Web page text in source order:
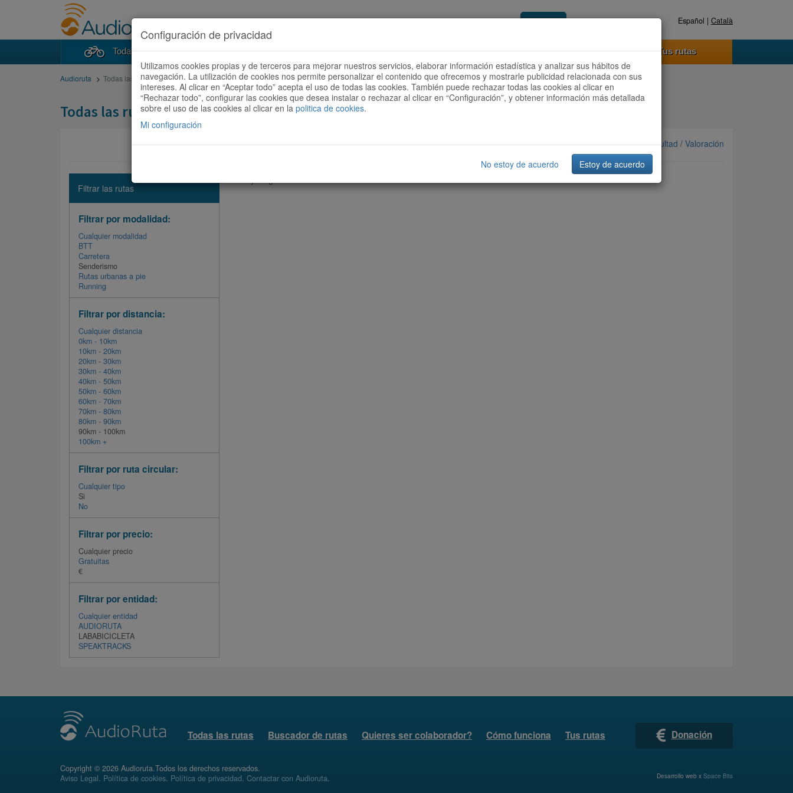
Acceder Registrate ahora Español | Català
Todas las rutas Buscador de rutas Quieres ser colaborador? Cómo funciona Tus rutas
Audioruta Todas las rutas
Todas las rutas
Ordenar por: Más recientes /Dificultad / Valoración
Filtrar las rutas
Filtrar por modalidad:
Cualquier modalidad
BTT
Carretera
Senderismo
Rutas urbanas a pie
Running
Filtrar por distancia:
Cualquier distancia
0km - 10km
10km - 20km
20km - 30km
30km - 40km
40km - 50km
50km - 60km
60km - 70km
70km - 80km
80km - 90km
90km - 100km
100km +
Filtrar por ruta circular:
Cualquier tipo
Si
No
Filtrar por precio:
Cualquier precio
Gratuitas
€
Filtrar por entidad:
Cualquier entidad
AUDIORUTA
LABABICICLETA
SPEAKTRACKS
Todas las rutas Buscador de rutas Quieres ser colaborador? Cómo funciona Tus rutas Donación
Copyright © 2026 Audioruta.Todos los derechos reservados.
Aviso Legal. Política de cookies. Política de privacidad. Contactar con Audioruta. Desarrollo web x Space Bits
Configuración de privacidad
Utilizamos cookies propias y de terceros para mejorar nuestros servicios, elaborar información estadística y analizar sus hábitos de
navegación. La utilización de cookies nos permite personalizar el contenido que ofrecemos y mostrarle publicidad relacionada con sus
intereses. Al clicar en “Aceptar todo” acepta el uso de todas las cookies. También puede rechazar todas las cookies al clicar en
“Rechazar todo”, configurar las cookies que desea instalar o rechazar al clicar en “Configuración”, y obtener información más detallada
sobre el uso de las cookies al clicar en la politica de cookies.
Mi configuración
No estoy de acuerdo Estoy de acuerdo